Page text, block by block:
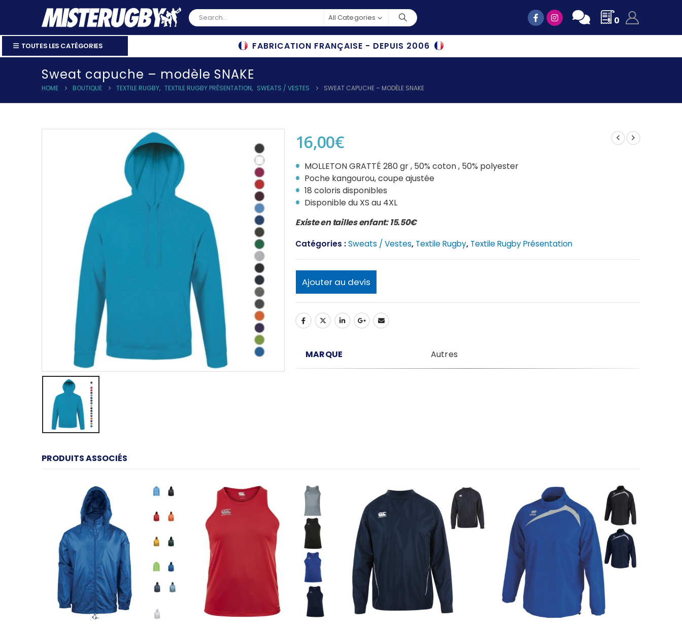
All Categories 0
TOUTES LES CATÉGORIES FABRICATION FRANÇAISE - DEPUIS 2006
Sweat capuche – modèle SNAKE
HOME BOUTIQUE TEXTILE RUGBY, TEXTILE RUGBY PRÉSENTATION, SWEATS / VESTES SWEAT CAPUCHE – MODÈLE SNAKE
16,00€
MOLLETON GRATTÉ 280 gr , 50% coton , 50% polyester
Poche kangourou, coupe ajustée
18 coloris disponibles
Disponible du XS au 4XL
Existe en tailles enfant: 15.50€
Catégories :Sweats / Vestes, Textile Rugby, Textile Rugby Présentation
Ajouter au devis
MARQUE Autres
PRODUITS ASSOCIÉS